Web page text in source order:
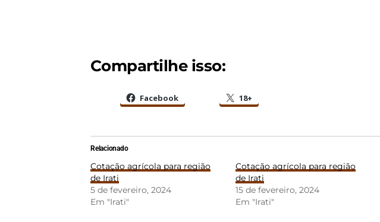
Compartilhe isso:
Facebook 18+
Relacionado
Cotação agrícola para região
de Irati
5 de fevereiro, 2024
Em "Irati"
Cotação agrícola para região
de Irati
15 de fevereiro, 2024
Em "Irati"